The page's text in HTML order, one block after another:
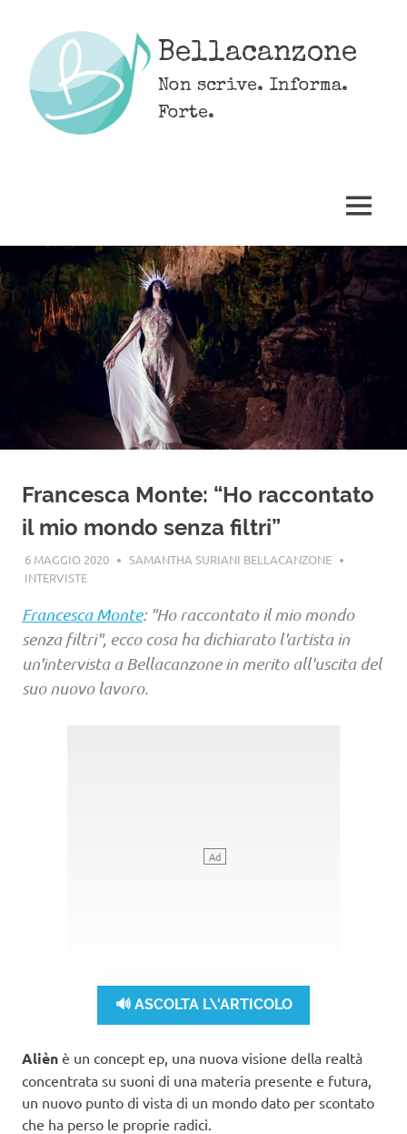
content
Bellacanzone
Non scrive. Informa.
Forte.
MENU
Francesca Monte: “Ho raccontato
il mio mondo senza filtri”
6 MAGGIO 2020
SAMANTHA SURIANI BELLACANZONE
INTERVISTE
Francesca Monte: "Ho raccontato il mio mondo
senza filtri", ecco cosa ha dichiarato l'artista in
un'intervista a Bellacanzone in merito all'uscita del
suo nuovo lavoro.
🔊 ASCOLTA L\'ARTICOLO
Alièn è un concept ep, una nuova visione della realtà
concentrata su suoni di una materia presente e futura,
un nuovo punto di vista di un mondo dato per scontato
che ha perso le proprie radici.